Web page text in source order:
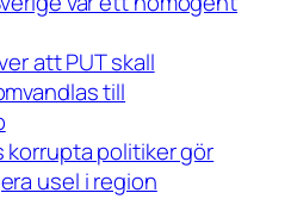
att PUT skall
till
politiker gör
usel i region